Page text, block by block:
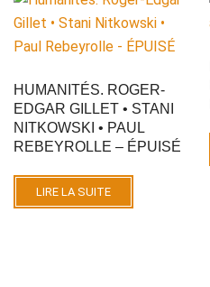
HUMANITÉS. ROGER-
EDGAR GILLET • STANI
NITKOWSKI • PAUL
REBEYROLLE – ÉPUISÉ
LIRE LA SUITE